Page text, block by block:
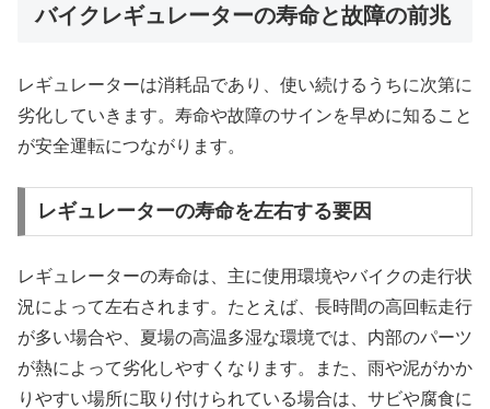
バイクレギュレーターの寿命と故障の前兆
レギュレーターは消耗品であり、使い続けるうちに次第に
劣化していきます。寿命や故障のサインを早めに知ること
が安全運転につながります。
レギュレーターの寿命を左右する要因
レギュレーターの寿命は、主に使用環境やバイクの走行状
況によって左右されます。たとえば、長時間の高回転走行
が多い場合や、夏場の高温多湿な環境では、内部のパーツ
が熱によって劣化しやすくなります。また、雨や泥がかか
りやすい場所に取り付けられている場合は、サビや腐食に